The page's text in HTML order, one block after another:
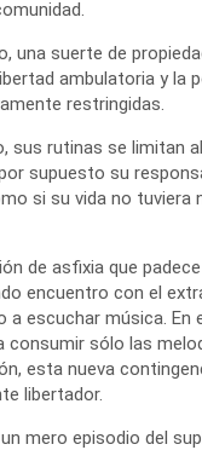
una suerte de
ambulatoria y la
restringidas.
sus rutinas se limitan
supuesto su
si su vida no tuviera
de asfixia que
encuentro con el
a escuchar música. En
consumir sólo las
esta nueva
libertador.
mero episodio del